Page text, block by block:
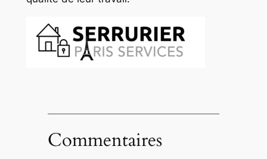
Commentaires